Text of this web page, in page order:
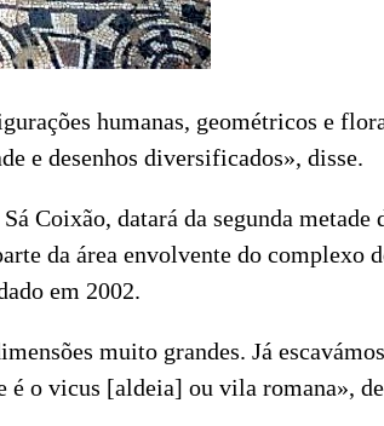
humanas, geométricos e
e desenhos diversificados», disse.
Coixão, datará da segunda
da área envolvente do complexo
em 2002.
muito grandes. Já
é o vicus [aldeia] ou vila romana»,